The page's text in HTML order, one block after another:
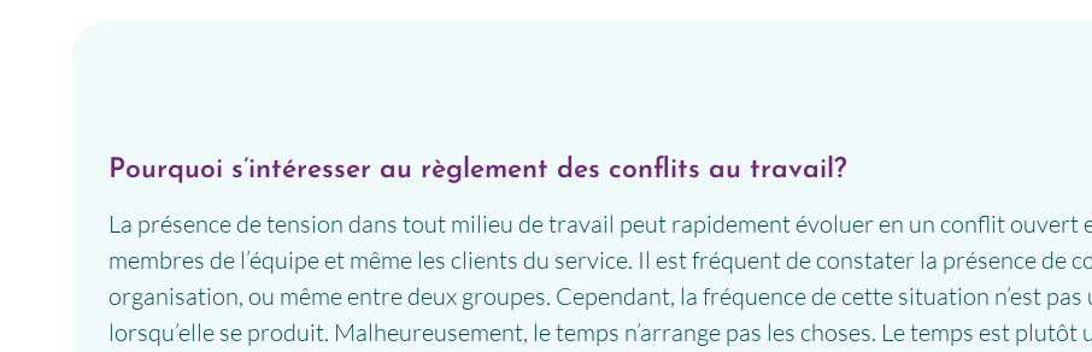
Pourquoi s’intéresser au règlement des conflits au travail?
La présence de tension dans tout milieu de travail peut rapidement évoluer en un conflit ouvert
membres de l’équipe et même les clients du service. Il est fréquent de constater la présence de
organisation, ou même entre deux groupes. Cependant, la fréquence de cette situation n’est
lorsqu’elle se produit. Malheureusement, le temps n’arrange pas les choses. Le temps est